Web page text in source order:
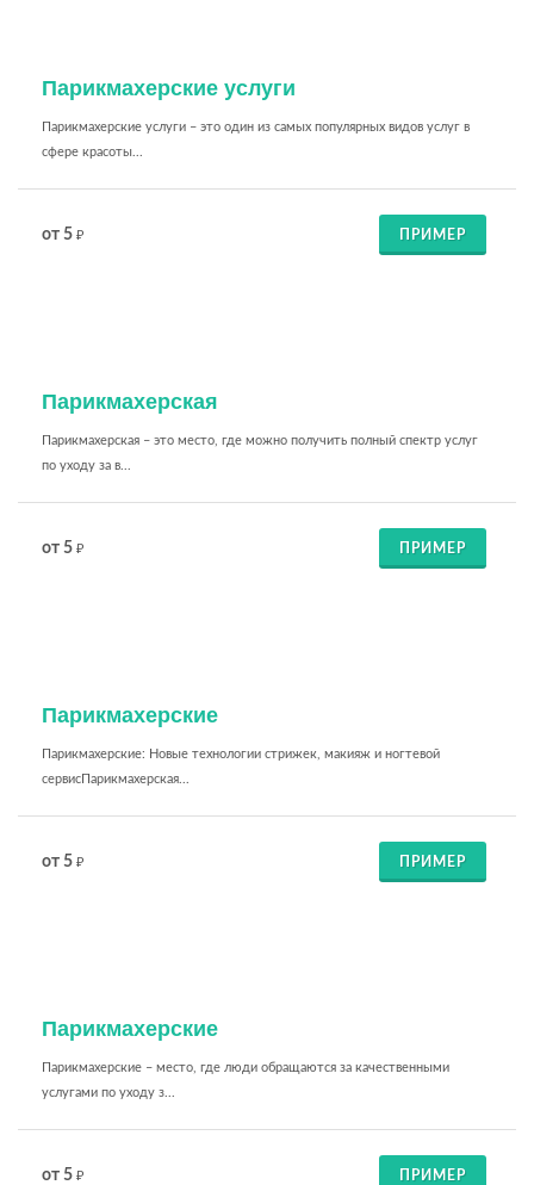
Парикмахерские услуги
Парикмахерские услуги – это один из самых популярных видов услуг в
сфере красоты...
от 5 ₽ ПРИМЕР
Парикмахерская
Парикмахерская – это место, где можно получить полный спектр услуг
по уходу за в...
от 5 ₽ ПРИМЕР
Парикмахерские
Парикмахерские: Новые технологии стрижек, макияж и ногтевой
сервисПарикмахерская...
от 5 ₽ ПРИМЕР
Парикмахерские
Парикмахерские – место, где люди обращаются за качественными
услугами по уходу з...
от 5 ₽ ПРИМЕР